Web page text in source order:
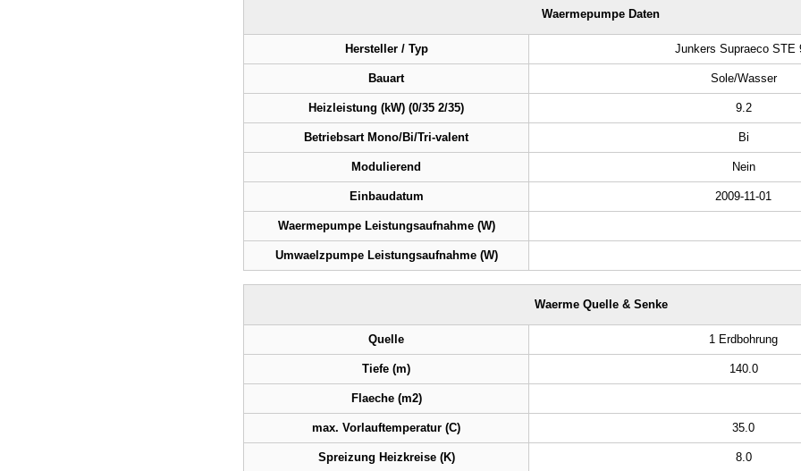
Waermepumpe Daten
Hersteller / Typ Junkers Supraeco STE
Bauart Sole/Wasser
Heizleistung (kW) (0/35 2/35) 9.2
Betriebsart Mono/Bi/Tri-valent Bi
Modulierend Nein
Einbaudatum 2009-11-01
Waermepumpe Leistungsaufnahme (W)
Umwaelzpumpe Leistungsaufnahme (W)
Waerme Quelle & Senke
Quelle 1 Erdbohrung
Tiefe (m) 140.0
Flaeche (m2)
max. Vorlauftemperatur (C) 35.0
Spreizung Heizkreise (K) 8.0